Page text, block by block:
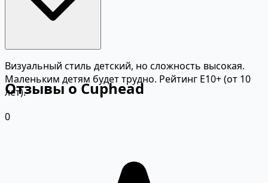
Визуальный стиль детский, но сложность высокая.
Маленьким детям будет трудно. Рейтинг E10+ (от 10
лет).
Отзывы о Cuphead
0